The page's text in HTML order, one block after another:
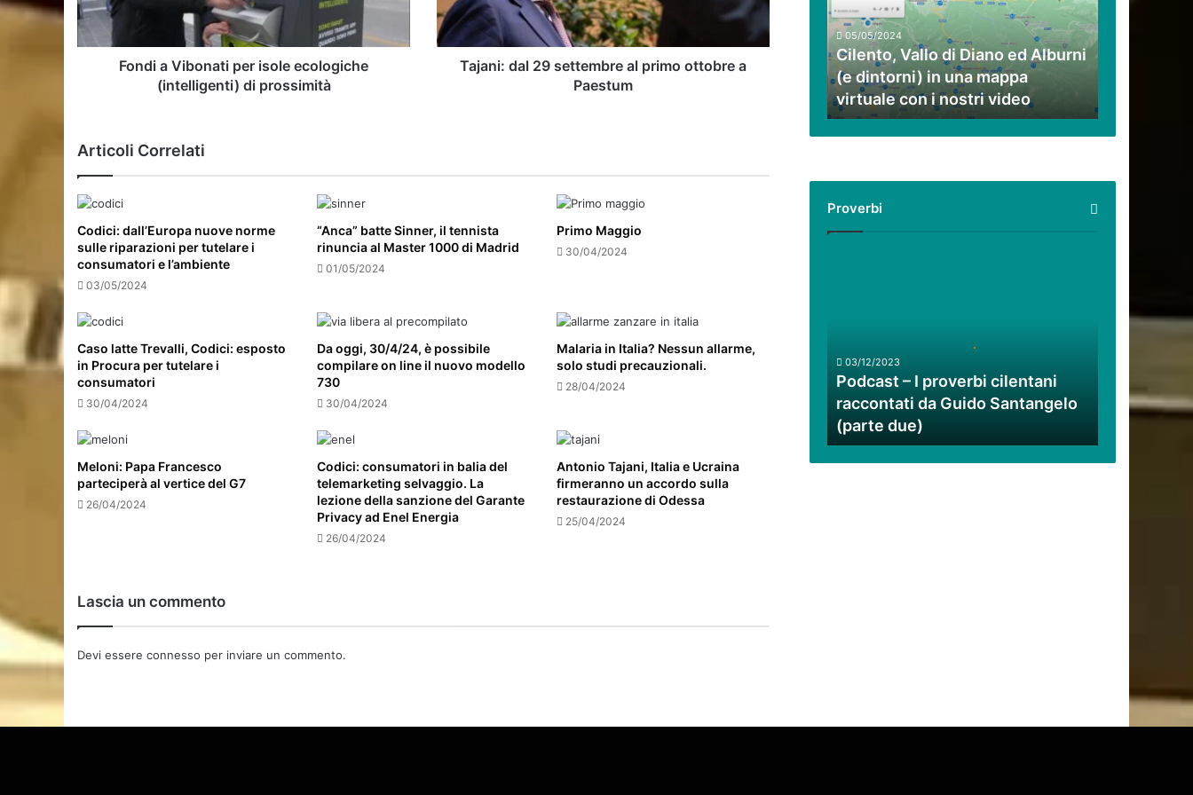
(intelligenti)
di
prossimità
Fondi a Vibonati per isole ecologiche
(intelligenti) di prossimità
ottobre
a
Paestum
Tajani: dal 29 settembre al primo ottobre a
Paestum
Articoli Correlati
Codici: dall’Europa nuove norme
sulle riparazioni per tutelare i
consumatori e l’ambiente
03/05/2024
“Anca” batte Sinner, il tennista
rinuncia al Master 1000 di Madrid
01/05/2024
Primo Maggio
30/04/2024
Caso latte Trevalli, Codici: esposto
in Procura per tutelare i
consumatori
30/04/2024
Da oggi, 30/4/24, è possibile
compilare on line il nuovo modello
730
30/04/2024
Malaria in Italia? Nessun allarme,
solo studi precauzionali.
28/04/2024
Meloni: Papa Francesco
parteciperà al vertice del G7
26/04/2024
Codici: consumatori in balia del
telemarketing selvaggio. La
lezione della sanzione del Garante
Privacy ad Enel Energia
26/04/2024
Antonio Tajani, Italia e Ucraina
firmeranno un accordo sulla
restaurazione di Odessa
25/04/2024
Lascia un commento
Devi essere connesso per inviare un commento.
Alburni
(e
dintorni)
in
una
mappa
virtuale
video
05/05/2024
Cilento, Vallo di Diano ed Alburni
(e dintorni) in una mappa
virtuale con i nostri video
Proverbi
da
Guido
Santangelo
(parte
due)
03/12/2023
Podcast – I proverbi cilentani
raccontati da Guido Santangelo
(parte due)